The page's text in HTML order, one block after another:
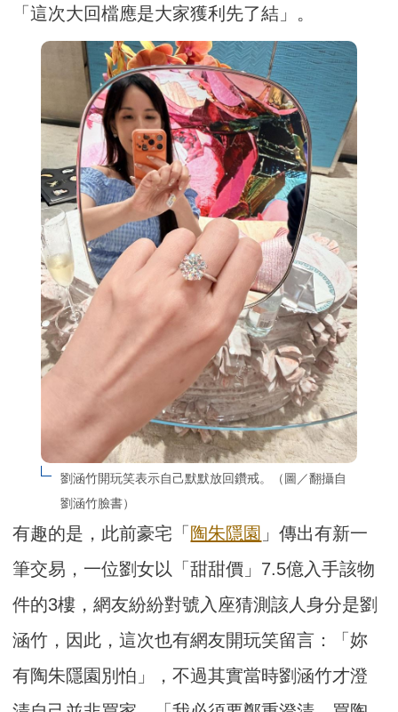
「這次大回檔應是大家獲利先了結」。
劉涵竹開玩笑表示自己默默放回鑽戒。（圖／翻攝自
劉涵竹臉書）
有趣的是，此前豪宅「陶朱隱園 」傳出有新一
筆交易，一位劉女以「甜甜價」7.5億入手該物
件的3樓，網友紛紛對號入座猜測該人身分是劉
涵竹，因此，這次也有網友開玩笑留言：「妳
有陶朱隱園別怕」，不過其實當時劉涵竹才澄